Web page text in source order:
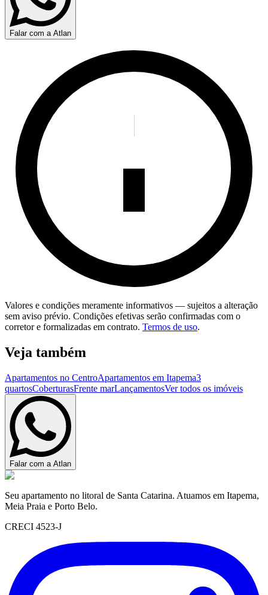
Falar com a Atlan
Valores e condições meramente informativos — sujeitos a alteração
sem aviso prévio. Condições efetivas serão confirmadas com o
corretor e formalizadas em contrato. Termos de uso.
Veja também
Apartamentos no CentroApartamentos em Itapema3
quartosCoberturasFrente marLançamentosVer todos os imóveis
Falar com a Atlan
Seu apartamento no litoral de Santa Catarina. Atuamos em Itapema,
Meia Praia e Porto Belo.
CRECI 4523-J